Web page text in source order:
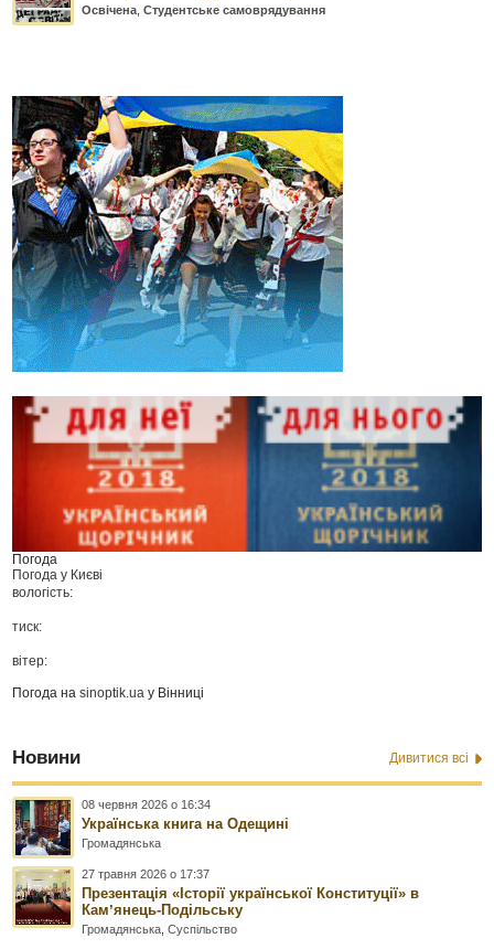
Освічена ,Студентське самоврядування
Погода
Погода у Києві
вологість:
тиск:
вітер:
Погода наsinoptik.ua у Вінниці
Новини Дивитися всі
08 червня 2026 о 16:34
Українська книга на Одещині
Громадянська
27 травня 2026 о 17:37
Презентація «Історії української Конституції» в
Камʼянець-Подільську
Громадянська ,Суспільство